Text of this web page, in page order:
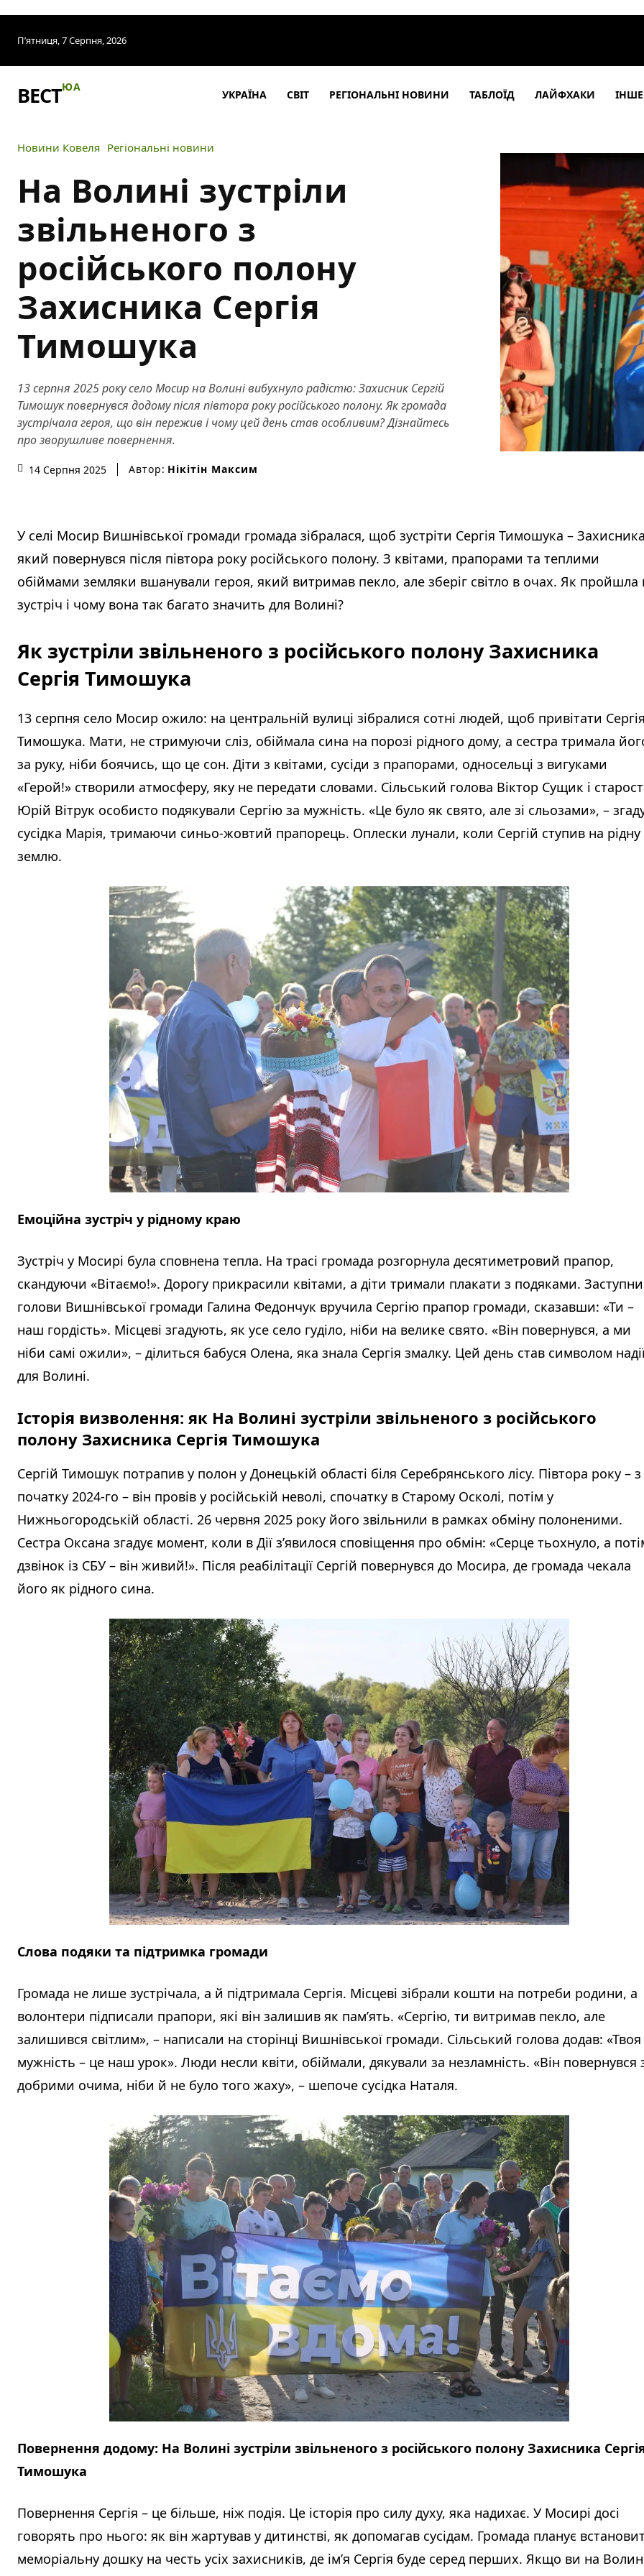
П’ятниця, 7 Серпня, 2026
ВЕСТЮА
УКРАЇНА СВІТ РЕГІОНАЛЬНІ НОВИНИ ТАБЛОЇД ЛАЙФХАКИ ІНШЕ
Новини Ковеля Регіональні новини
На Волині зустріли
звільненого з
російського полону
Захисника Сергія
Тимошука
13 серпня 2025 року село Мосир на Волині вибухнуло радістю: Захисник Сергій
Тимошук повернувся додому після півтора року російського полону. Як громада
зустрічала героя, що він пережив і чому цей день став особливим? Дізнайтесь
про зворушливе повернення.
14 Серпня 2025 Автор: Нікітін Максим
У селі Мосир Вишнівської громади громада зібралася, щоб зустріти Сергія Тимошука –
який повернувся після півтора року російського полону. З квітами, прапорами та теплими
обіймами земляки вшанували героя, який витримав пекло, але зберіг світло в очах. Як пройшла
зустріч і чому вона так багато значить для Волині?
Як зустріли звільненого з російського полону Захисника
Сергія Тимошука
13 серпня село Мосир ожило: на центральній вулиці зібралися сотні людей, щоб привітати
Тимошука. Мати, не стримуючи сліз, обіймала сина на порозі рідного дому, а сестра тримала
за руку, ніби боячись, що це сон. Діти з квітами, сусіди з прапорами, односельці з вигуками
«Герой!» створили атмосферу, яку не передати словами. Сільський голова Віктор Сущик і
Юрій Вітрук особисто подякували Сергію за мужність. «Це було як свято, але зі сльозами», –
сусідка Марія, тримаючи синьо-жовтий прапорець. Оплески лунали, коли Сергій ступив на рідну
землю.
Емоційна зустріч у рідному краю
Зустріч у Мосирі була сповнена тепла. На трасі громада розгорнула десятиметровий прапор,
скандуючи «Вітаємо!». Дорогу прикрасили квітами, а діти тримали плакати з подяками.
голови Вишнівської громади Галина Федончук вручила Сергію прапор громади, сказавши: «Ти –
наш гордість». Місцеві згадують, як усе село гуділо, ніби на велике свято. «Він повернувся, а ми
ніби самі ожили», – ділиться бабуся Олена, яка знала Сергія змалку. Цей день став символом
для Волині.
Історія визволення: як На Волині зустріли звільненого з російського
полону Захисника Сергія Тимошука
Сергій Тимошук потрапив у полон у Донецькій області біля Серебрянського лісу. Півтора року – з
початку 2024-го – він провів у російській неволі, спочатку в Старому Осколі, потім у
Нижньогородській області. 26 червня 2025 року його звільнили в рамках обміну полоненими.
Сестра Оксана згадує момент, коли в Дії з’явилося сповіщення про обмін: «Серце тьохнуло, а
дзвінок із СБУ – він живий!». Після реабілітації Сергій повернувся до Мосира, де громада чекала
його як рідного сина.
Слова подяки та підтримка громади
Громада не лише зустрічала, а й підтримала Сергія. Місцеві зібрали кошти на потреби родини, а
волонтери підписали прапори, які він залишив як пам’ять. «Сергію, ти витримав пекло, але
залишився світлим», – написали на сторінці Вишнівської громади. Сільський голова додав: «Твоя
мужність – це наш урок». Люди несли квіти, обіймали, дякували за незламність. «Він повернувся
добрими очима, ніби й не було того жаху», – шепоче сусідка Наталя.
Повернення додому: На Волині зустріли звільненого з російського полону Захисника
Тимошука
Повернення Сергія – це більше, ніж подія. Це історія про силу духу, яка надихає. У Мосирі досі
говорять про нього: як він жартував у дитинстві, як допомагав сусідам. Громада планує
меморіальну дошку на честь усіх захисників, де ім’я Сергія буде серед перших. Якщо ви на